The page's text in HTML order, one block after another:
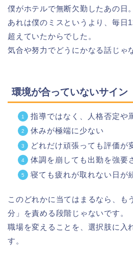
僕がホテルで無断欠勤したあの日。
あれは僕のミスというより、毎日
超えていたからでした。
気合や努力でどうにかなる話じゃ
環境が合っていないサイン
指導ではなく、人格否定や
休みが極端に少ない
どれだけ頑張っても評価が
体調を崩しても出勤を強要
寝ても疲れが取れない日が
このどれかに当てはまるなら、も
分」を責める段階じゃないです。
職場を変えることを、選択肢に入
す。